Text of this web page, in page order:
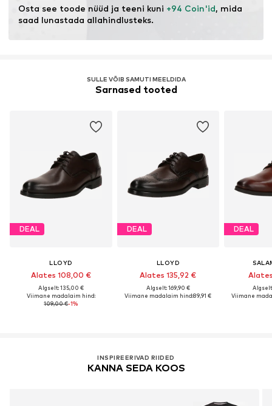
Osta see toode nüüd ja teeni kuni +94 Coin'id, mida
saad lunastada allahindlusteks.
SULLE VÕIB SAMUTI MEELDIDA
Sarnased tooted
DEAL
LLOYD
Alates 108,00 €
Algselt: 135,00 €
Viimane madalaim hind:
109,00 €-1%
DEAL
LLOYD
Alates 135,92 €
Algselt: 169,90 €
Viimane madalaim hind:89,91 €
DEAL
Viimane
INSPIREERIVAD RIIDED
KANNA SEDA KOOS